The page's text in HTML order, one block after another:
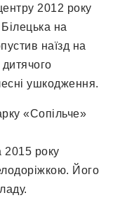
2012 року
на
наїзд на
дитячого
ушкодження.
«Сопільче»
2015 року
Його